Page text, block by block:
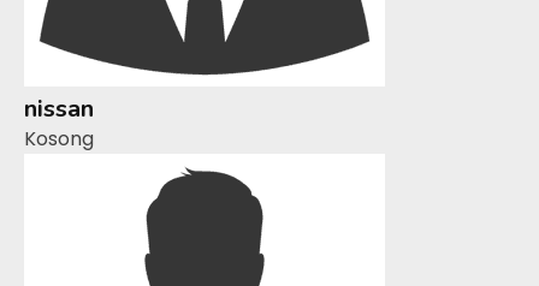
nissan
Kosong